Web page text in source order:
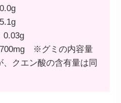
※グミの内容量
、クエン酸の含有量は同